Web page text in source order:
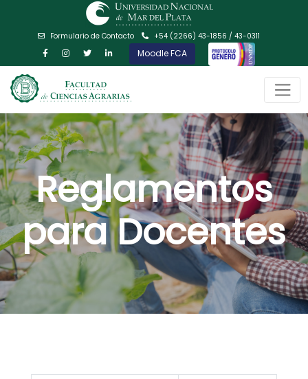
Formulario de Contacto +54 (2266) 43-1856 / 43-0311
Moodle FCA
Reglamentos
para Docentes